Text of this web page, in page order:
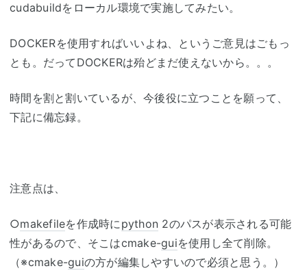
cudabuildをローカル環境で実施してみたい。
DOCKERを使用すればいいよね、というご意見はごもっ
とも。だってDOCKERは殆どまだ使えないから。。。
時間を割と割いているが、今後役に立つことを願って、
下記に備忘録。
注意点は、
○makefileを作成時にpython 2のパスが表示される可能
性があるので、そこはcmake-guiを使用し全て削除。
（※cmake-guiの方が編集しやすいので必須と思う。）